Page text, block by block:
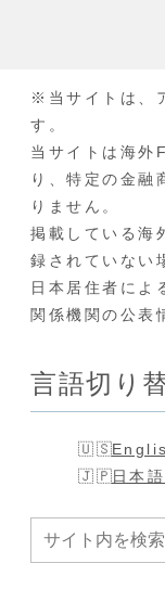
※当サイトは、
す。
当サイトは海外
り、特定の金融
りません。
掲載している海
録されていない
日本居住者によ
関係機関の公表
言語切り
日本語